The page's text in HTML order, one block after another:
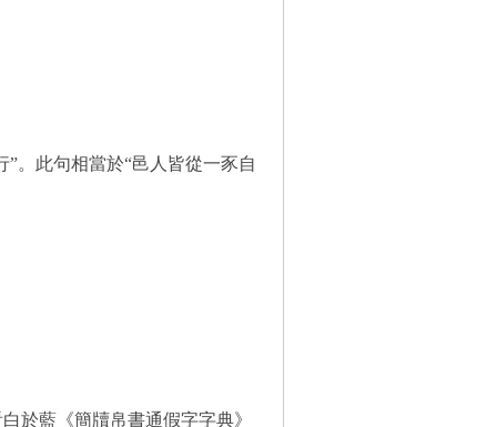
。 此句相當於“邑人皆從一豕自
於藍《簡牘帛書通假字字典》